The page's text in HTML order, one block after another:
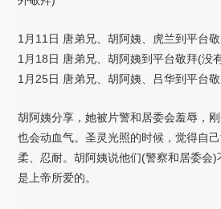
1月11日 唐弟兄、胡阿姨、虎兰到平台
1月18日 唐弟兄、胡阿姨到平台敬拜(没
1月25日 唐弟兄、胡阿姨、吕华到平台
胡阿姨分享，她被片警和居委会羞辱，
也会动血气。圣灵光照的时候，觉得自
柔、忍耐。胡阿姨说他们(警察和居委会
是上帝所爱的。